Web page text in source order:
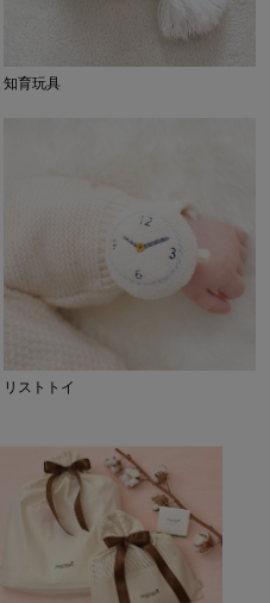
知育玩具
リストトイ